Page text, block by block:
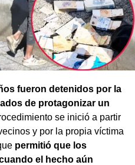
fueron detenidos por la
de protagonizar un
se inició a partir
y por la propia víctima
permitió que los
el hecho aún